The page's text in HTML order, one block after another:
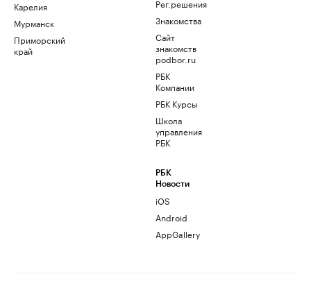
Карелия
Мурманск
Приморский
край
Рег.решения
Знакомства
Сайт
знакомств
podbor.ru
РБК
Компании
РБК Курсы
Школа
управления
РБК
РБК
Новости
iOS
Android
AppGallery